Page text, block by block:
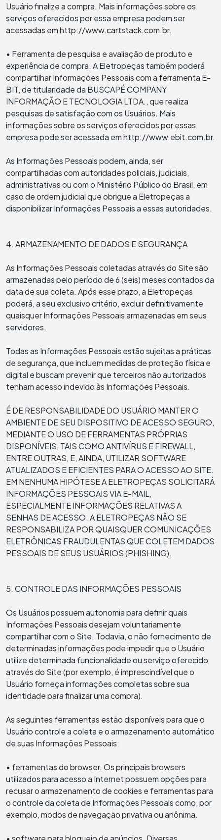
Usuário finalize a compra. Mais informações sobre os
serviços oferecidos por essa empresa podem ser
acessadas em http://www.cartstack.com.br.
• Ferramenta de pesquisa e avaliação de produto e
experiência de compra. A Eletropeças também poderá
compartilhar Informações Pessoais com a ferramenta E-
BIT, de titularidade da BUSCAPÉ COMPANY
INFORMAÇÃO E TECNOLOGIA LTDA., que realiza
pesquisas de satisfação com os Usuários. Mais
informações sobre os serviços oferecidos por essas
empresa pode ser acessada em http://www.ebit.com.br.
As Informações Pessoais podem, ainda, ser
compartilhadas com autoridades policiais, judiciais,
administrativas ou com o Ministério Público do Brasil, em
caso de ordem judicial que obrigue a Eletropeças a
disponibilizar Informações Pessoais a essas autoridades.
4. ARMAZENAMENTO DE DADOS E SEGURANÇA
As Informações Pessoais coletadas através do Site são
armazenadas pelo período de 6 (seis) meses contados da
data de sua coleta. Após esse prazo, a Eletropeças
poderá, a seu exclusivo critério, excluir definitivamente
quaisquer Informações Pessoais armazenadas em seus
servidores.
Todas as Informações Pessoais estão sujeitas a práticas
de segurança, que incluem medidas de proteção física e
digital e buscam prevenir que terceiros não autorizados
tenham acesso indevido às Informações Pessoais.
É DE RESPONSABILIDADE DO USUÁRIO MANTER O
AMBIENTE DE SEU DISPOSITIVO DE ACESSO SEGURO,
MEDIANTE O USO DE FERRAMENTAS PRÓPRIAS
DISPONÍVEIS, TAIS COMO ANTIVÍRUS E FIREWALL,
ENTRE OUTRAS, E, AINDA, UTILIZAR SOFTWARE
ATUALIZADOS E EFICIENTES PARA O ACESSO AO SITE.
EM NENHUMA HIPÓTESE A ELETROPEÇAS SOLICITARÁ
INFORMAÇÕES PESSOAIS VIA E-MAIL,
ESPECIALMENTE INFORMAÇÕES RELATIVAS A
SENHAS DE ACESSO. A ELETROPEÇAS NÃO SE
RESPONSABILIZA POR QUAISQUER COMUNICAÇÕES
ELETRÔNICAS FRAUDULENTAS QUE COLETEM DADOS
PESSOAIS DE SEUS USUÁRIOS (PHISHING).
5. CONTROLE DAS INFORMAÇÕES PESSOAIS
Os Usuários possuem autonomia para definir quais
Informações Pessoais desejam voluntariamente
compartilhar com o Site. Todavia, o não fornecimento de
determinadas informações pode impedir que o Usuário
utilize determinada funcionalidade ou serviço oferecido
através do Site (por exemplo, é imprescindível que o
Usuário forneça informações completas sobre sua
identidade para finalizar uma compra).
As seguintes ferramentas estão disponíveis para que o
Usuário controle a coleta e o armazenamento automático
de suas Informações Pessoais:
• ferramentas do browser. Os principais browsers
utilizados para acesso a Internet possuem opções para
recusar o armazenamento de cookies e ferramentas para
o controle da coleta de Informações Pessoais como, por
exemplo, modos de navegação privativa ou anônima.